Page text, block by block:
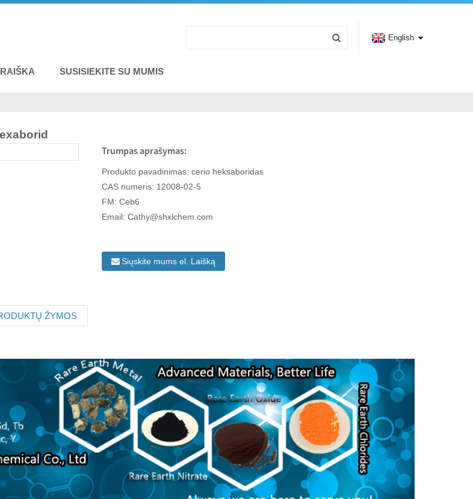
SUSISIEKITE SU MUMIS
English
Trumpas aprašymas:
Produkto pavadinimas: cerio heksaboridas
CAS numeris: 12008-02-5
FM: Ceb6
Email: Cathy@shxlchem.com
Siųskite mums el. Laišką
ŽYMOS